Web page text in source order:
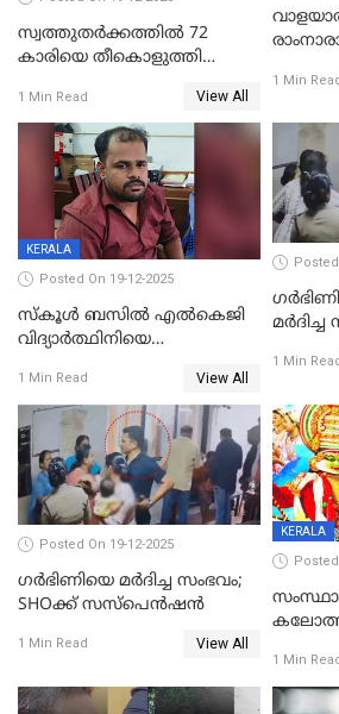
സ്വത്തുതര്‍ക്കത്തില്‍ 72
കാരിയെ തീകൊളുത്തി
ക്രൂരകൊലപാതകത്തില്‍
സഹോദരിപുത്രന് ജീവപര്യന്തം
1 Min Read View All
റിപ്പോർട്ട്
1 Min
KERALA
Posted On 19-12-2025
സ്കൂൾ ബസിൽ എൽകെജി
വിദ്യാര്‍ത്ഥിനിയെ
ക്ലീനര്‍ പിടിയിൽ
1 Min Read View All
Posted
മര്‍ദിച്ച
യുവതി
1 Min Read
Posted On 19-12-2025
ഗര്‍ഭിണിയെ മർദിച്ച സംഭവം;
SHOക്ക് സസ്പെൻഷൻ
1 Min Read View All
KERALA
Posted
1 Min Read